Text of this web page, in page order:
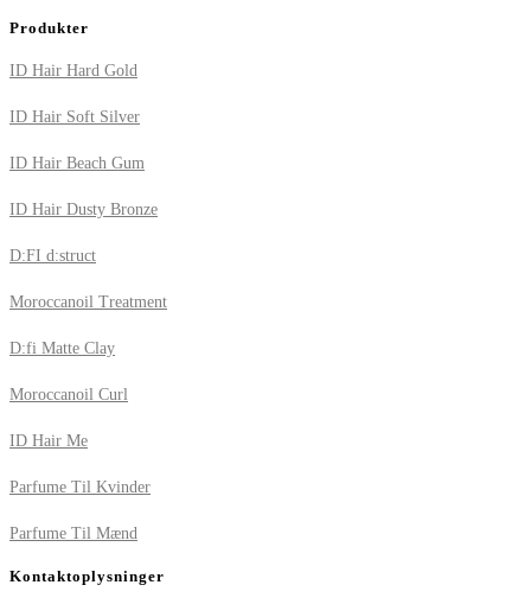
Produkter
ID Hair Hard Gold
ID Hair Soft Silver
ID Hair Beach Gum
ID Hair Dusty Bronze
D:FI d:struct
Moroccanoil Treatment
D:fi Matte Clay
Moroccanoil Curl
ID Hair Me
Parfume Til Kvinder
Parfume Til Mænd
Kontaktoplysninger